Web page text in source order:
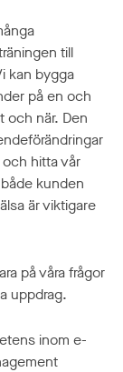
till
kan bygga
på en och
och när. Den
hitta vår
kunden
är viktigare
på våra frågor
uppdrag.
inom e-